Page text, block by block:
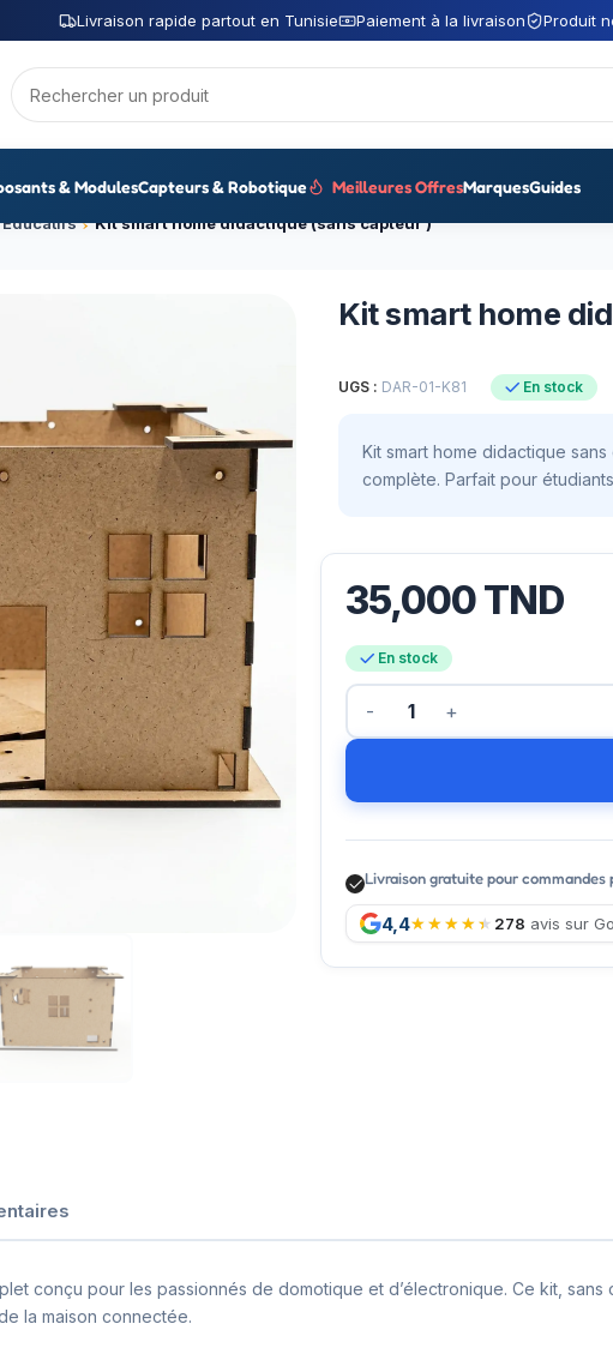
Livraison rapide partout en Tunisie Paiement à la livraison Produit
& ModulesCapteurs & Robotique Meilleures OffresMarquesGuides
Kit smart home didactique (sans capteur )
Kit smart home
UGS : DAR-01-K81 En stock
Kit smart home didactique
complète. Parfait pour
35,000TND
En stock
Livraison gratuite pour commandes
4,4 278 avis sur
conçu pour les passionnés de domotique et d’électronique. Ce kit,
la maison connectée.